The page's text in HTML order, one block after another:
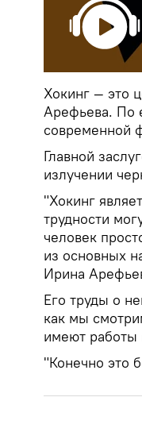
Хокинг — это
Арефьева. По
современной
Главной
излучении
"Хокинг
трудности
человек
из основных
Ирина
Его труды о
как мы
имеют работы
"Конечно это